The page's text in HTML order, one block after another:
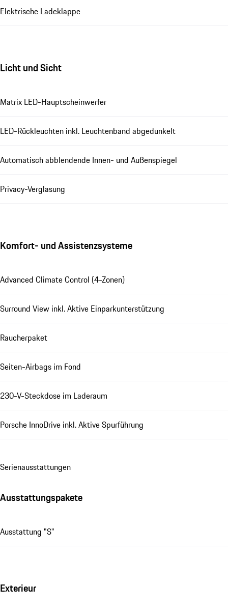
Elektrische Ladeklappe
Licht und Sicht
Matrix LED-Hauptscheinwerfer
LED-Rückleuchten inkl. Leuchtenband abgedunkelt
Automatisch abblendende Innen- und Außenspiegel
Privacy-Verglasung
Komfort- und Assistenzsysteme
Advanced Climate Control (4-Zonen)
Surround View inkl. Aktive Einparkunterstützung
Raucherpaket
Seiten-Airbags im Fond
230-V-Steckdose im Laderaum
Porsche InnoDrive inkl. Aktive Spurführung
Se­ri­en­aus­stat­tungen
Ausstattungspakete
Ausstattung "S"
Exterieur